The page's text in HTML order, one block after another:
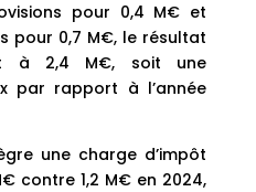
pour 0,4 M€ et
pour 0,7 M€, le résultat
à 2,4 M€, soit une
par rapport à l’année
une charge d’impôt
contre 1,2 M€ en 2024,